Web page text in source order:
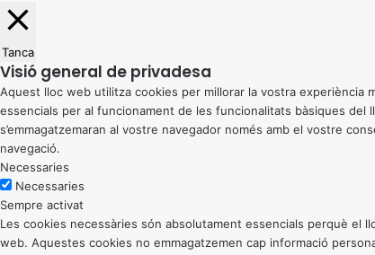
Tanca
Visió general de privadesa
Aquest lloc web utilitza cookies per millorar la vostra experiència
essencials per al funcionament de les funcionalitats bàsiques
s’emmagatzemaran al vostre navegador només amb el vostre
navegació.
Necessaries
Necessaries
Sempre activat
Les cookies necessàries són absolutament essencials perquè
web. Aquestes cookies no emmagatzemen cap informació